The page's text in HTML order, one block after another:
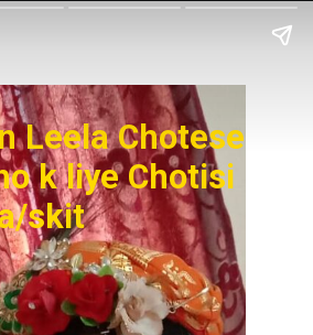
Leela Chotese
k liye Chotisi
skit